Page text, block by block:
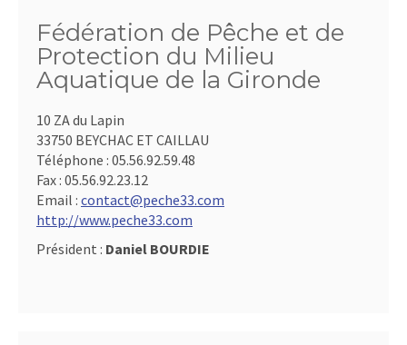
Fédération de Pêche et de
Protection du Milieu
Aquatique de la Gironde
10 ZA du Lapin
33750 BEYCHAC ET CAILLAU
Téléphone : 05.56.92.59.48
Fax : 05.56.92.23.12
Email : contact@peche33.com
http://www.peche33.com
Président : Daniel BOURDIE